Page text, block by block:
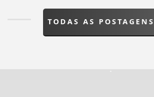
TODAS AS POSTAGENS